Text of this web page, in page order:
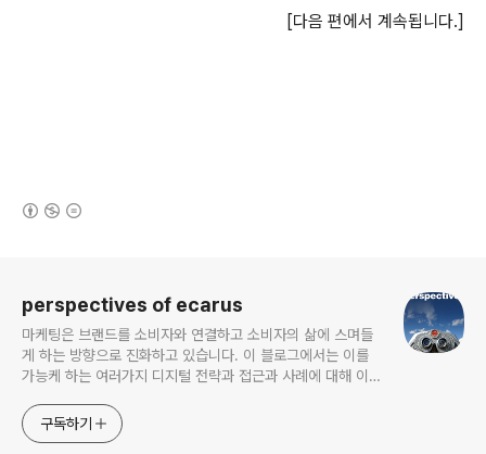
[다음 편에서 계속됩니다.]
perspectives of ecarus
마케팅은 브랜드를 소비자와 연결하고 소비자의 삶에 스며들
게 하는 방향으로 진화하고 있습니다. 이 블로그에서는 이를
가능케 하는 여러가지 디지털 전략과 접근과 사례에 대해 이야
구독하기